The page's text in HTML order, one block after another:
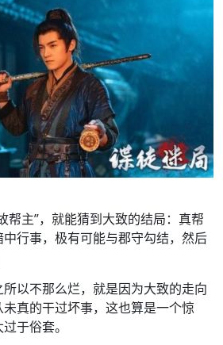
帮主”，就能猜到大致的结局：真帮
行事，极有可能与郡守勾结，然后
以不那么烂，就是因为大致的走向
真的干过坏事，这也算是一个惊
于俗套。